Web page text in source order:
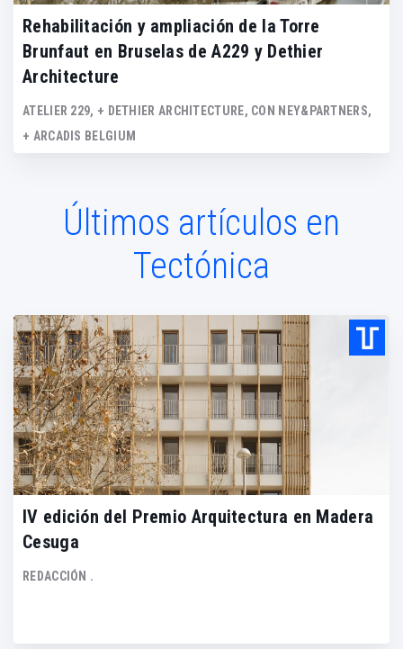
Rehabilitación y ampliación de la Torre
Brunfaut en Bruselas de A229 y Dethier
Architecture
ATELIER 229, + DETHIER ARCHITECTURE, CON NEY&PARTNERS,
+ ARCADIS BELGIUM
Últimos artículos en
Tectónica
IV edición del Premio Arquitectura en Madera
Cesuga
REDACCIÓN .